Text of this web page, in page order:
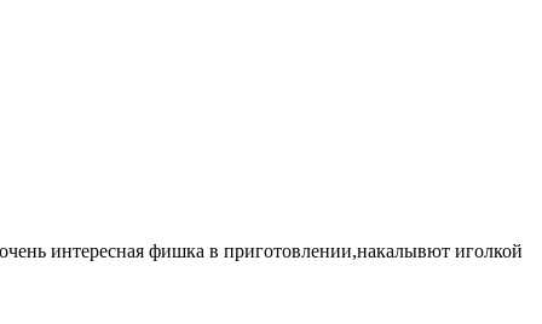
интересная фишка в приготовлении,накалывют иголкой